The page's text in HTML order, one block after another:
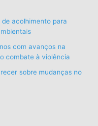
acolhimento para
com avanços na
combate à violência
sobre mudanças no